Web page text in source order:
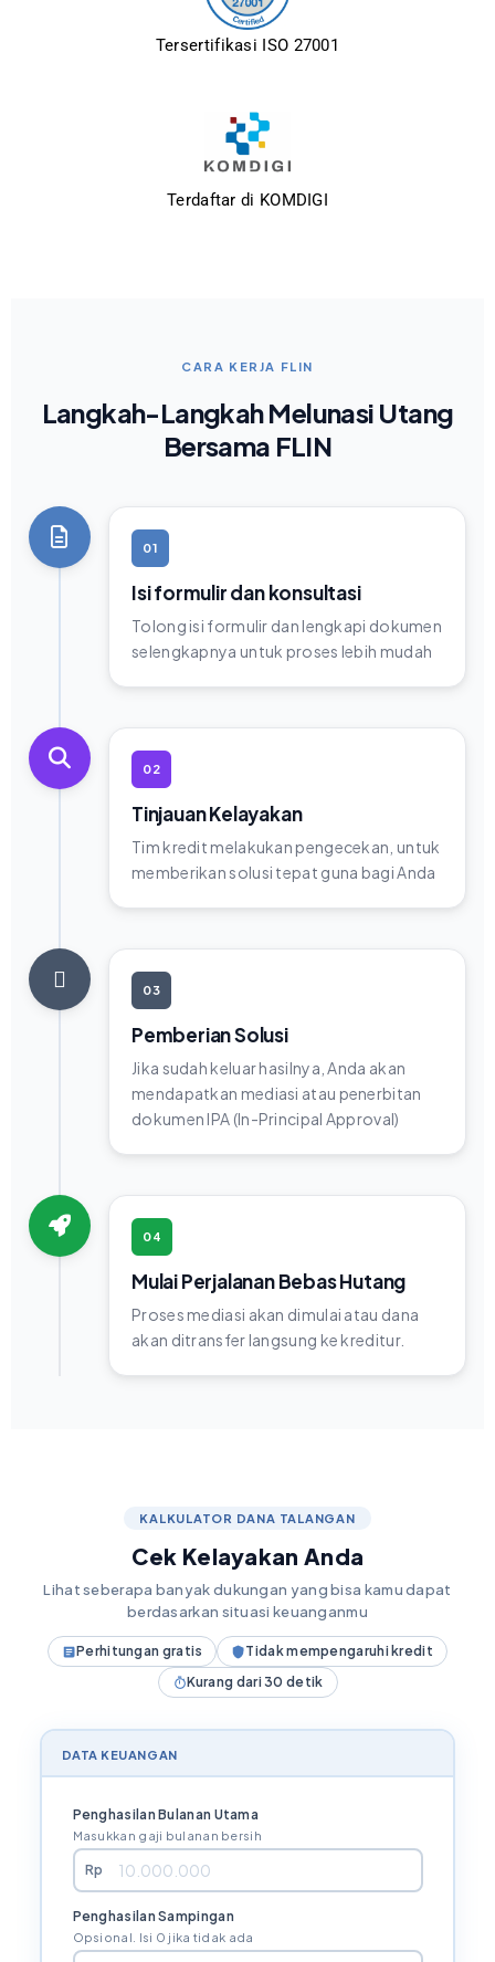
Tersertifikasi ISO 27001
Terdaftar di KOMDIGI
CARA KERJA FLIN
Langkah-Langkah Melunasi Utang
Bersama FLIN
01
Isi formulir dan konsultasi
Tolong isi formulir dan lengkapi dokumen
selengkapnya untuk proses lebih mudah
02
Tinjauan Kelayakan
Tim kredit melakukan pengecekan, untuk
memberikan solusi tepat guna bagi Anda
03
Pemberian Solusi
Jika sudah keluar hasilnya, Anda akan
mendapatkan mediasi atau penerbitan
dokumen IPA (In-Principal Approval)
04
Mulai Perjalanan Bebas Hutang
Proses mediasi akan dimulai atau dana
akan ditransfer langsung ke kreditur.
KALKULATOR DANA TALANGAN
Cek Kelayakan Anda
Lihat seberapa banyak dukungan yang bisa kamu dapat
berdasarkan situasi keuanganmu
Perhitungan gratis
Tidak mempengaruhi kredit
Kurang dari 30 detik
DATA KEUANGAN
Penghasilan Bulanan Utama
Masukkan gaji bulanan bersih
Rp
Penghasilan Sampingan
Opsional. Isi 0 jika tidak ada